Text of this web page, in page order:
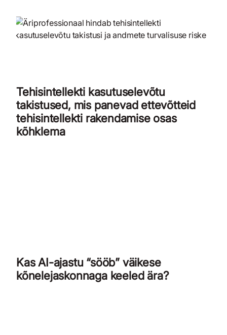
Tehisintellekti kasutuselevõtu
takistused, mis panevad ettevõtteid
tehisintellekti rakendamise osas
kõhklema
Kas AI-ajastu “sööb” väikese
kõnelejaskonnaga keeled ära?